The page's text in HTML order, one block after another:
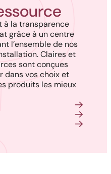
à la transparence
grâce à un centre
l’ensemble de nos
Claires et
sont conçues
dans vos choix et
produits les mieux